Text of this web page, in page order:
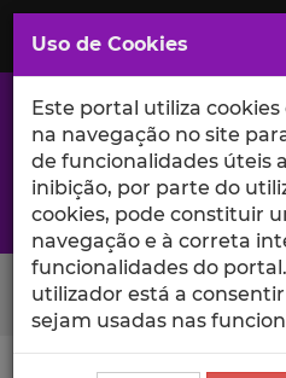
Saltar
para
Conteúdo
Principal
A excelência da investigação
Search Button
Uso de Cookies
Este portal utiliza
na navegação no site
de funcionalidades úteis
inibição, por parte do
cookies, pode constituir
navegação e à correta
funcionalidades do
utilizador está a
sejam usadas nas